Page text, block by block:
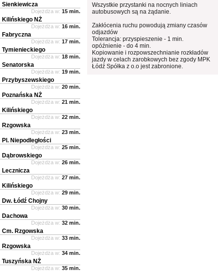
Wszystkie przystanki na nocnych liniach
autobusowych są na żądanie.
Zakłócenia ruchu powodują zmiany czasów
odjazdów
Tolerancja: przyspieszenie - 1 min.
opóźnienie - do 4 min.
Kopiowanie i rozpowszechnianie rozkładów
jazdy w celach zarobkowych bez zgody MPK
Łódź Spółka z o.o jest zabronione.
Sienkiewicza
Dojeżdża w: 15 min.
Kilińskiego NŻ
Dojeżdża w: 16 min.
Fabryczna
Dojeżdża w: 17 min.
Tymienieckiego
Dojeżdża w: 18 min.
Senatorska
Dojeżdża w: 19 min.
Przybyszewskiego
Dojeżdża w: 20 min.
Poznańska NŻ
Dojeżdża w: 21 min.
Kilińskiego
Dojeżdża w: 22 min.
Rzgowska
Dojeżdża w: 23 min.
Pl. Niepodległości
Dojeżdża w: 25 min.
Dąbrowskiego
Dojeżdża w: 26 min.
Lecznicza
Dojeżdża w: 27 min.
Kilińskiego
Dojeżdża w: 29 min.
Dw. Łódź Chojny
Dojeżdża w: 30 min.
Dachowa
Dojeżdża w: 32 min.
Cm. Rzgowska
Dojeżdża w: 33 min.
Rzgowska
Dojeżdża w: 34 min.
Tuszyńska NŻ
Dojeżdża w: 35 min.